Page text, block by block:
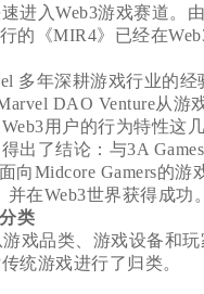
进入Web3游戏赛道。
的《MIR4》已经在
多年深耕游戏行业的经
DAO Venture从游
用户的行为特性这
出了结论：与3A
向Midcore Gamers的游
并在Web3世界获得成功。
类
戏品类、游戏设备和玩
统游戏进行了归类。